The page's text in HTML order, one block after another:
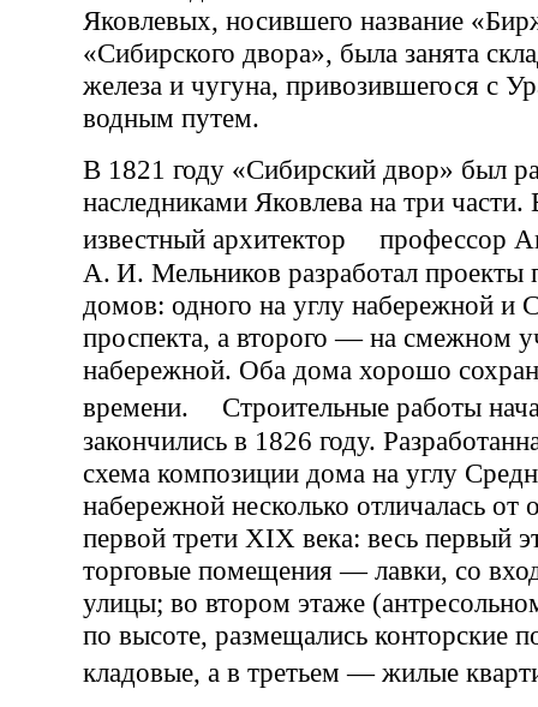
Яковлевых, носившего название
«Сибирского двора», была занята
железа и чугуна, привозившегося с
водным путем.
В 1821 году «Сибирский двор» был
наследниками Яковлева на три части.
известный архитектор профессор
А. И. Мельников разработал проекты
домов: одного на углу набережной и
проспекта, а второго — на смежном
набережной. Оба дома хорошо
времени. Строительные работы
закончились в 1826 году.
схема композиции дома на углу
набережной несколько отличалась от
первой трети XIX века: весь первый
торговые помещения — лавки, со
улицы; во втором этаже
по высоте, размещались конторские
кладовые, а в третьем — жилые